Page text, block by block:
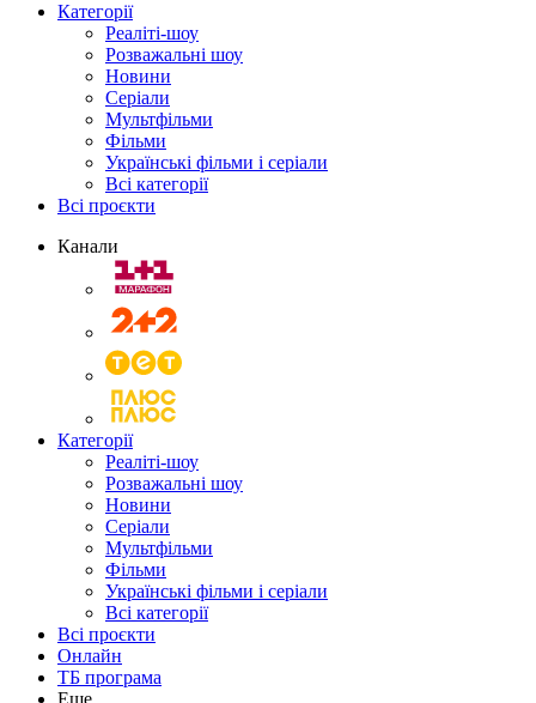
Категорії
Реаліті-шоу
Розважальні шоу
Новини
Серіали
Мультфільми
Фільми
Українські фільми і серіали
Всі категорії
Всі проєкти
Канали
Категорії
Реаліті-шоу
Розважальні шоу
Новини
Серіали
Мультфільми
Фільми
Українські фільми і серіали
Всі категорії
Всі проєкти
Онлайн
ТБ програма
Еще